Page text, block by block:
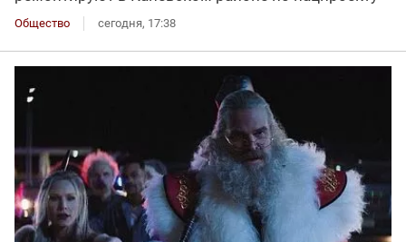
Общество сегодня, 17:38